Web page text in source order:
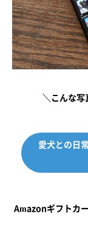
＼こんな
愛犬との日
Amazonギフトカ